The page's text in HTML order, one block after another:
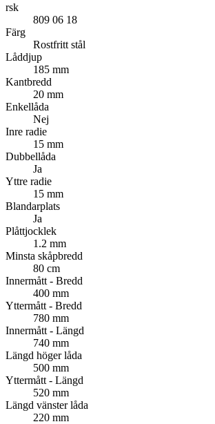
rsk
809 06 18
Färg
Rostfritt stål
Låddjup
185 mm
Kantbredd
20 mm
Enkellåda
Nej
Inre radie
15 mm
Dubbellåda
Ja
Yttre radie
15 mm
Blandarplats
Ja
Plåttjocklek
1.2 mm
Minsta skåpbredd
80 cm
Innermått - Bredd
400 mm
Yttermått - Bredd
780 mm
Innermått - Längd
740 mm
Längd höger låda
500 mm
Yttermått - Längd
520 mm
Längd vänster låda
220 mm